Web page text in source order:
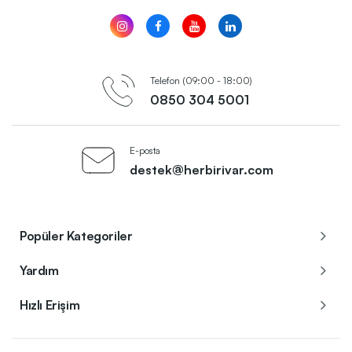
Telefon (09:00 - 18:00)
0850 304 5001
E-posta
destek@herbirivar.com
Popüler Kategoriler
Yardım
Hızlı Erişim